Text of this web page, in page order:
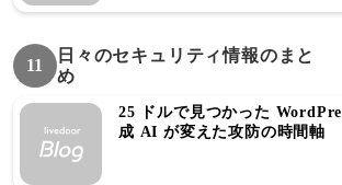
11
日々のセキュリティ情報のまと
め
25 ドルで見つかった
成 AI が変えた攻防の時間軸